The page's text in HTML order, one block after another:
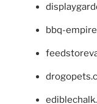
bbq-